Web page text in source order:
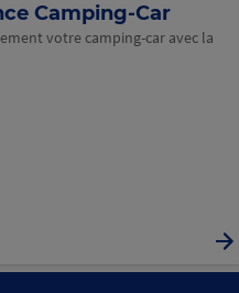
Camping-Car
votre camping-car avec la